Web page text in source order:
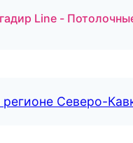
Line -
Северо-